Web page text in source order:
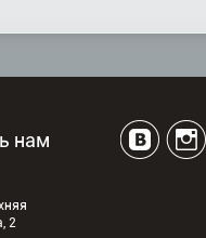
нам
2